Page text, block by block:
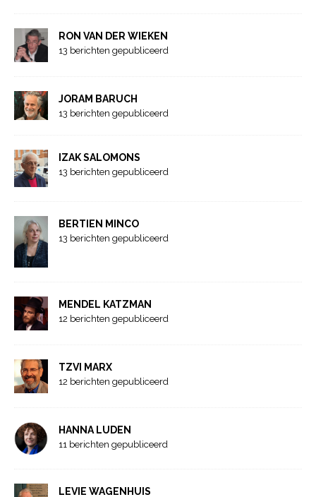
RON VAN DER WIEKEN
13 berichten gepubliceerd
JORAM BARUCH
13 berichten gepubliceerd
IZAK SALOMONS
13 berichten gepubliceerd
BERTIEN MINCO
13 berichten gepubliceerd
MENDEL KATZMAN
12 berichten gepubliceerd
TZVI MARX
12 berichten gepubliceerd
HANNA LUDEN
11 berichten gepubliceerd
LEVIE WAGENHUIS